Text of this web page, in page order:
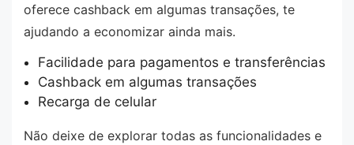
oferece cashback em algumas transações, te
ajudando a economizar ainda mais.
Facilidade para pagamentos e transferências
Cashback em algumas transações
Recarga de celular
Não deixe de explorar todas as funcionalidades e